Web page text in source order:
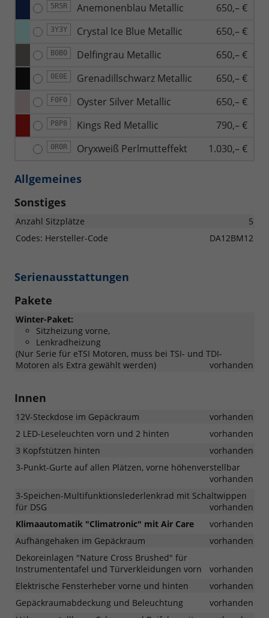
5R5R Anemonenblau Metallic 650,– €
3Y3Y Crystal Ice Blue Metallic 650,– €
B0B0 Delfingrau Metallic 650,– €
0E0E Grenadillschwarz Metallic 650,– €
F0F0 Oyster Silver Metallic 650,– €
P8P8 Kings Red Metallic 790,– €
0R0R Oryxweiß Perlmutteffekt 1.030,– €
Allgemeines
Sonstiges
Anzahl Sitzplätze
5
Codes: Hersteller-Code
DA12BM12
Serienausstattungen
Pakete
Winter-Paket:
Sitzheizung vorne,
Lenkradheizung
(Nur Serie für eTSI Motoren, muss bei TSI- und TDI-
Motoren als Extra gewählt werden)
vorhanden
Innen
12V-Steckdose im Gepäckraum
vorhanden
2 LED-Leseleuchten vorn und 2 hinten
vorhanden
3 Kopfstützen hinten
vorhanden
3-Punkt-Gurte auf allen Plätzen, vorne höhenverstellbar
vorhanden
3-Speichen-Multifunktionslederlenkrad mit Schaltwippen
für DSG
vorhanden
Klimaautomatik "Climatronic" mit Air Care
vorhanden
Aufhängehaken im Gepäckraum
vorhanden
Dekoreinlagen "Nature Cross Brushed" für
Instrumententafel und Türverkleidungen vorn
vorhanden
Elektrische Fensterheber vorne und hinten
vorhanden
Gepäckraumabdeckung und Beleuchtung
vorhanden